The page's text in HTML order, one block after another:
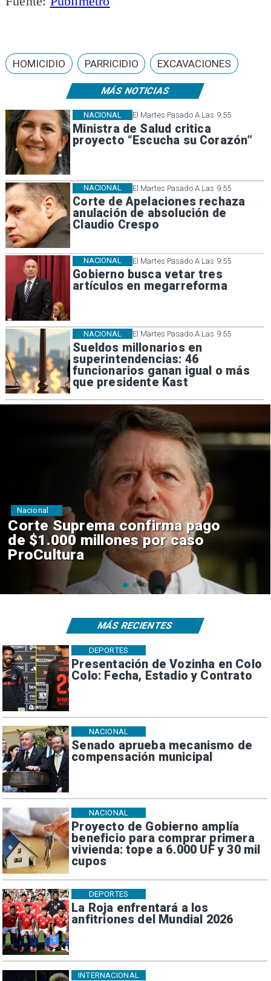
MÁS NOTICIAS
El Martes Pasado A Las 9:55
Ministra de Salud critica
proyecto “Escucha su Corazón”
NACIONAL
El Martes Pasado A Las 9:55
Corte de Apelaciones rechaza
anulación de absolución de
Claudio Crespo
NACIONAL
El Martes Pasado A Las 9:55
Gobierno busca vetar tres
artículos en megarreforma
NACIONAL
El Martes Pasado A Las 9:55
Sueldos millonarios en
superintendencias: 46
funcionarios ganan igual o más
que presidente Kast
NACIONAL
HOMICIDIO PARRICIDIO EXCAVACIONES
Codelco suspende
construcción de Andes Norte
en El Teniente por riesgos
sísmicos
Nacional
Presentación de Vozinha en Colo
Colo: Fecha, Estadio y Contrato
DEPORTES
Senado aprueba mecanismo de
compensación municipal
NACIONAL
Proyecto de Gobierno amplía
beneficio para comprar primera
vivienda: tope a 6.000 UF y 30 mil
cupos
NACIONAL
La Roja enfrentará a los
anfitriones del Mundial 2026
DEPORTES
INTERNACIONAL
MÁS RECIENTES